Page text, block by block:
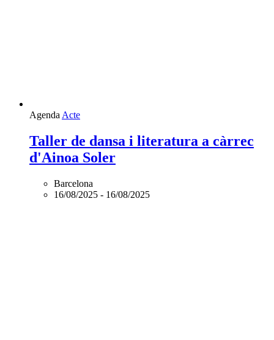
Agenda Acte
Taller de dansa i literatura a càrrec
d'Ainoa Soler
Barcelona
16/08/2025 - 16/08/2025